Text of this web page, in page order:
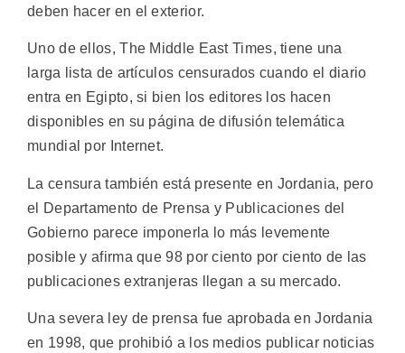
deben hacer en el exterior.
Uno de ellos, The Middle East Times, tiene una
larga lista de artículos censurados cuando el diario
entra en Egipto, si bien los editores los hacen
disponibles en su página de difusión telemática
mundial por Internet.
La censura también está presente en Jordania, pero
el Departamento de Prensa y Publicaciones del
Gobierno parece imponerla lo más levemente
posible y afirma que 98 por ciento por ciento de las
publicaciones extranjeras llegan a su mercado.
Una severa ley de prensa fue aprobada en Jordania
en 1998, que prohibió a los medios publicar noticias